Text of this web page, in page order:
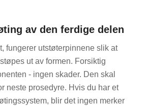
av den ferdige delen
fungerer utstøterpinnene slik at
ut av formen. Forsiktig
- ingen skader. Den skal
neste prosedyre. Hvis du har et
blir det ingen merker